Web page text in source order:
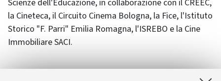
Scienze dell'Educazione, in collaborazione con il CREEC,
la Cineteca, il Circuito Cinema Bologna, la Fice, l'Istituto
Storico "F. Parri" Emilia Romagna, l'ISREBO e la Cine
Immobiliare SACI.